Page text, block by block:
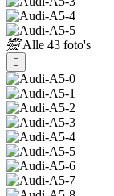
Alle 43 foto's